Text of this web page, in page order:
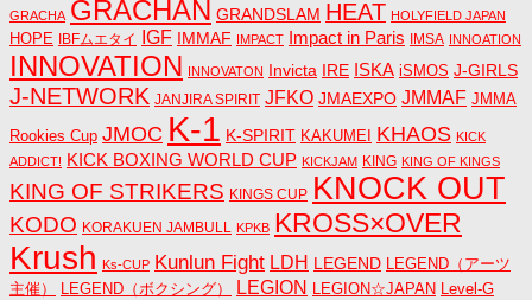
GRACHA GRACHAN GRANDSLAM HEAT HOLYFIELD JAPAN
HOPE IBFムエタイ IGF IMMAF IMPACT Impact in Paris IMSA INNOATION
INNOVATION INNOVATON Invicta IRE ISKA iSMOS J-GIRLS
J-NETWORK JANJIRA SPIRIT JFKO JMAEXPO JMMAF JMMA
Rookies Cup JMOC K-1 K-SPIRIT KAKUMEI KHAOS KICK
ADDICT! KICK BOXING WORLD CUP KICKJAM KING KING OF KINGS
KING OF STRIKERS KINGS CUP KNOCK OUT
KODO KORAKUEN JAMBULL KPKB KROSS×OVER
Krush Ks-CUP Kunlun Fight LDH LEGEND LEGEND（アーツ
主催）
LEGEND（ボクシング） LEGION LEGION☆JAPAN Level-G